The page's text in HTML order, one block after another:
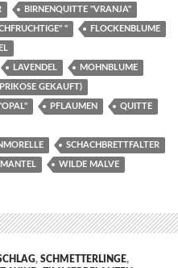
BIRNENQUITTE "VRANJA"
" FLOCKENBLUME
LAVENDEL MOHNBLUME
GEKAUFT)
PFLAUMEN QUITTE
SCHACHBRETTFALTER
WILDE MALVE
, SCHMETTERLINGE,